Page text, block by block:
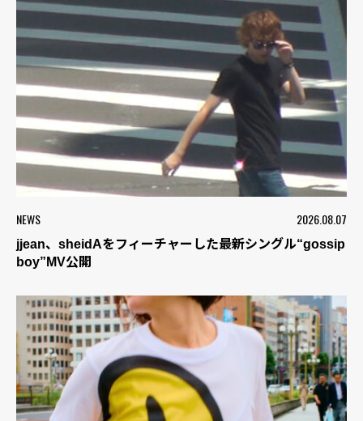
NEWS 2026.08.07
jjean、sheidAをフィーチャーした最新シングル“gossip
boy”MV公開